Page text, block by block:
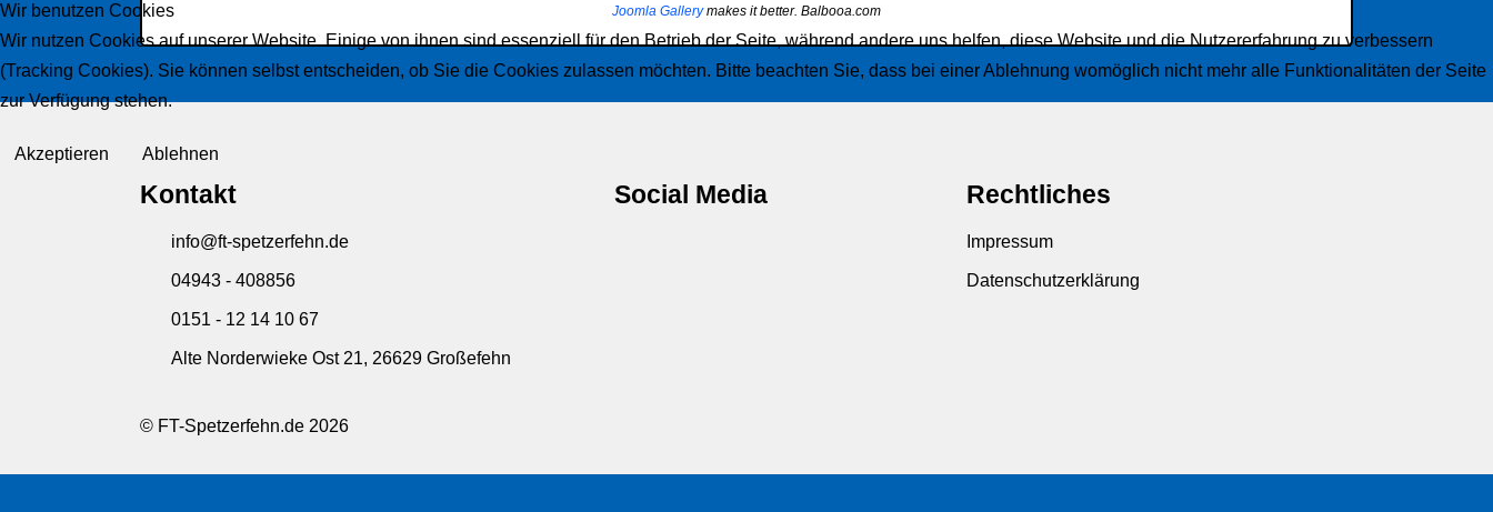
Joomla Gallerymakes it better. Balbooa.com
Kontakt
info@ft-spetzerfehn.de
04943 - 408856
0151 - 12 14 10 67
Alte Norderwieke Ost 21, 26629 Großefehn
Social Media Rechtliches
Impressum
Datenschutzerklärung
© FT-Spetzerfehn.de 2026
Wir benutzen Cookies
Wir nutzen Cookies auf unserer Website. Einige von ihnen sind essenziell für den Betrieb der Seite, während andere uns helfen, diese Website und die Nutzererfahrung zu verbessern
(Tracking Cookies). Sie können selbst entscheiden, ob Sie die Cookies zulassen möchten. Bitte beachten Sie, dass bei einer Ablehnung womöglich nicht mehr alle Funktionalitäten der Seite
zur Verfügung stehen.
Akzeptieren Ablehnen